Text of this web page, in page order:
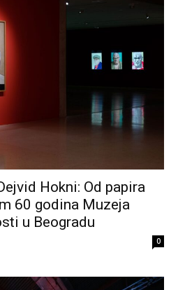
Hokni: Od papira
60 godina Muzeja
u Beogradu
0